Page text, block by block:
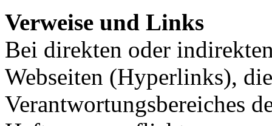
Verweise und Links
Bei direkten oder
Webseiten (Hyperlinks),
Verantwortungsbereiches